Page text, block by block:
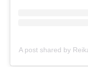
A post shared by